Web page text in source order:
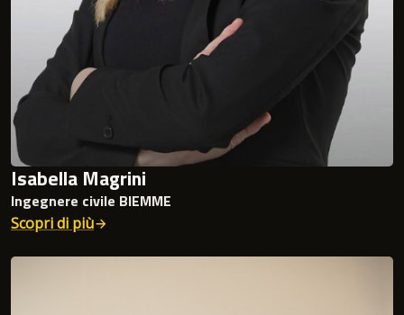
Isabella Magrini
Ingegnere civile BIEMME
Scopri di più